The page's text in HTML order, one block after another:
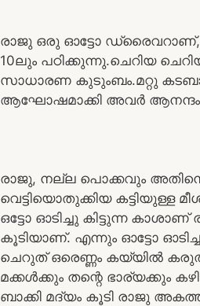
രാജു ഒരു ഓട്ടോ
10ലും പഠിക്കുന്നു.ചെറിയ
സാധാരണ കുടുംബം.മറ്റു
ആഘോഷമാക്കി അവർ ആനന്ദം
രാജു, നല്ല പൊക്കവും
വെട്ടിയൊതുക്കിയ
ഒട്ടോ ഓടിച്ചു കിട്ടുന്ന
കൂടിയാണ്. എന്നും ഓട്ടോ
ചെറുത് ഒരെണ്ണം കയ്യിൽ
മക്കൾക്കും തന്റെ ഭാര്യക്കും
ബാക്കി മദ്യം കൂടി രാജു